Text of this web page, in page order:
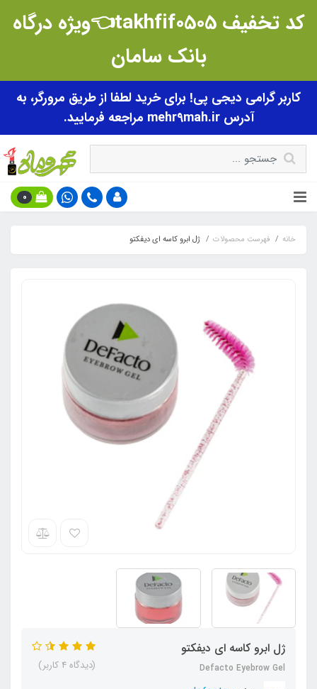
کد تخفیف takhfif0505👈ویژه درگاه
بانک سامان
کاربر گرامی دیجی پی! برای خرید لطفا از طریق مرورگر، به
آدرس mehr9mah.ir مراجعه فرمایید.
0
خانه فهرست محصولات ژل ابرو کاسه ای دیفکتو
ژل ابرو کاسه ای دیفکتو
Defacto Eyebrow Gel (دیدگاه 4 کاربر)